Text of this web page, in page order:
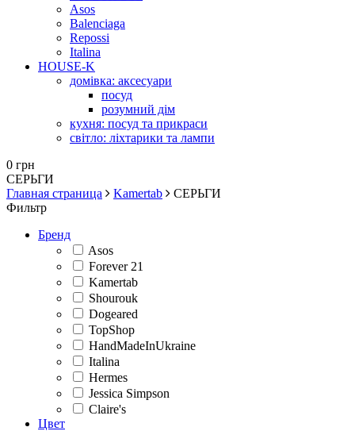
Asos
Balenciaga
Repossi
Italina
HOUSE-K
домівка: аксесуари
посуд
розумний дім
кухня: посуд та прикраси
світло: ліхтарики та лампи
0 грн
СЕРЬГИ
Главная страница
Kamertab
СЕРЬГИ
Фильтр
Бренд
Asos
Forever 21
Kamertab
Shourouk
Dogeared
TopShop
HandMadeInUkraine
Italina
Hermes
Jessica Simpson
Claire's
Цвет